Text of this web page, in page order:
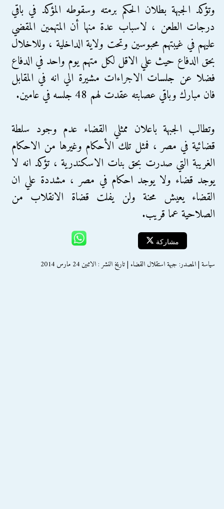
وتؤكد الجبهة بطلان الحكم برمته وسقوطه المؤكد في باقي
درجات الطعن ، لاسباب عدة منها أن المتهمين المقضي
عليهم في غيبتهم محبوسين وتحت ولاية الداخلية ، وللاخلال
بحق الدفاع حيث علي الاقل لكل متهم يوم واحد في الدفاع
فضلا عن جلسات الاجراءات مشيرة الي انه في المقابل
فان مبارك وباقي عصابته عقدت لهم 48 جلسه في عامين.
وتطالب الجبهة باعلان ممثلي القضاء عدم وجود سلطة
قضائية في مصر ، فمثل تلك الأحكام وغيرها من الاحكام
الغريبة التي صدرت بحق بنات الاسكندرية ، تؤكد انه لا
يوجد قضاء ولا يوجد احكام في مصر ، مشددة علي ان
القضاء يعيش محنة ولن يفلت قضاة الانقلاب من
الصلاحية عما قريب.
مشاركة
سياسة | المصدر: جبهة استقلال القضاء | تاريخ النشر : الاثنين 24 مارس 2014